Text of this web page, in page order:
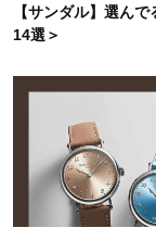
40
選
【サンダル】選ん
14選＞